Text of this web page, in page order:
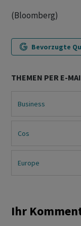
(Bloomberg)
Bevorzugte
THEMEN PER E-
Business
Cos
Europe
Ihr